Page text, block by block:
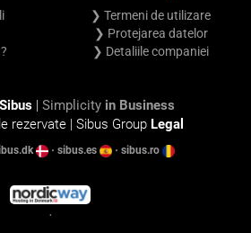
❯ Termeni de utilizare
❯ Protejarea datelor
❯ Detaliile companiei
Sibus| Simplicity in Business
rezervate | Sibus Group Legal
• sibus.es • sibus.ro
•